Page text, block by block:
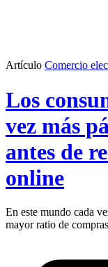
Artículo Comercio
Los
vez más
antes de
online
En este mundo cada
mayor ratio de